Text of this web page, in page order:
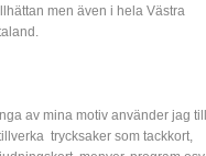
men även i hela Västra
av mina motiv använder jag till
trycksaker som tackkort,